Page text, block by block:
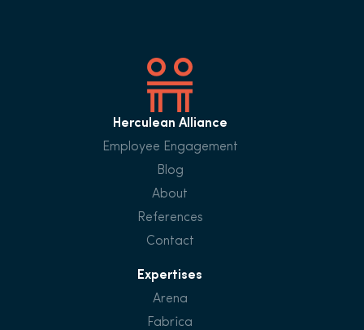
Herculean Alliance
Employee Engagement
Blog
About
References
Contact
Expertises
Arena
Fabrica